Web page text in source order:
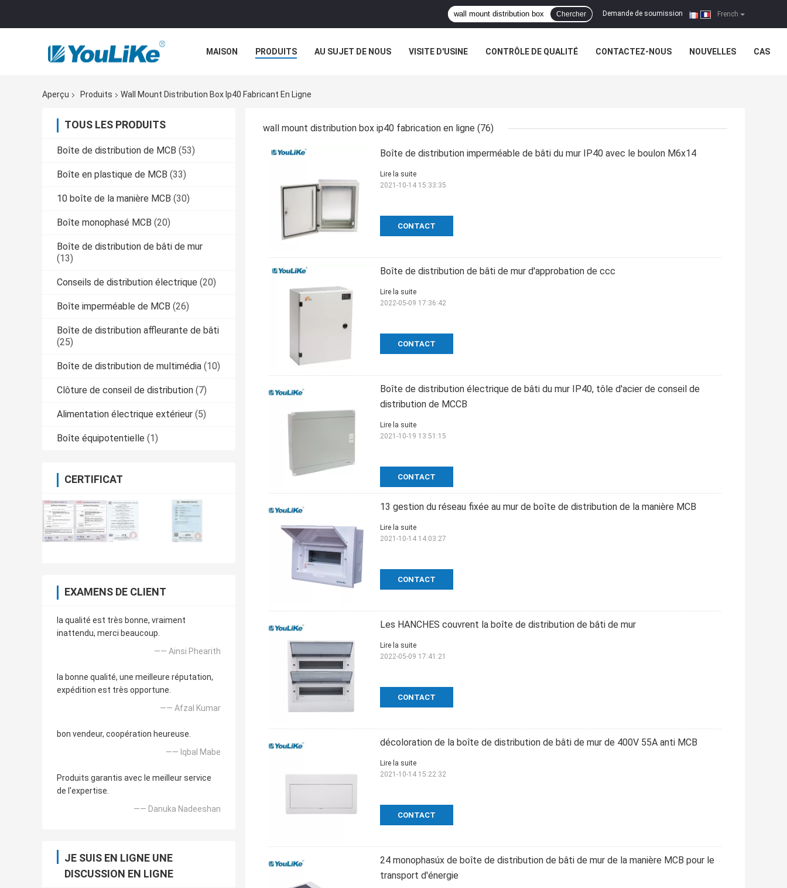
French
Demande de soumission |
Chercher
MAISON PRODUITS AU SUJET DE NOUS VISITE D'USINE CONTRÔLE DE QUALITÉ CONTACTEZ-NOUS NOUVELLES CAS
Aperçu Produits Wall Mount Distribution Box Ip40 Fabricant En Ligne
TOUS LES PRODUITS
Boîte de distribution de MCB (53)
Boîte en plastique de MCB (33)
10 boîte de la manière MCB (30)
Boîte monophasé MCB (20)
Boîte de distribution de bâti de mur
(13)
Conseils de distribution électrique (20)
Boîte imperméable de MCB (26)
Boîte de distribution affleurante de bâti
(25)
Boîte de distribution de multimédia (10)
Clôture de conseil de distribution (7)
Alimentation électrique extérieur (5)
Boîte équipotentielle (1)
CERTIFICAT
EXAMENS DE CLIENT
la qualité est très bonne, vraiment
inattendu, merci beaucoup.
—— Ainsi Phearith
la bonne qualité, une meilleure réputation,
expédition est très opportune.
—— Afzal Kumar
bon vendeur, coopération heureuse.
—— Iqbal Mabe
Produits garantis avec le meilleur service
de l'expertise.
—— Danuka Nadeeshan
JE SUIS EN LIGNE UNE
DISCUSSION EN LIGNE
wall mount distribution box ip40 fabrication en ligne (76)
Boîte de distribution imperméable de bâti du mur IP40 avec le boulon M6x14
CONTACT
Lire la suite
2021-10-14 15:33:35
Boîte de distribution de bâti de mur d'approbation de ccc
CONTACT
Lire la suite
2022-05-09 17:36:42
Boîte de distribution électrique de bâti du mur IP40, tôle d'acier de conseil de
distribution de MCCB
CONTACT
Lire la suite
2021-10-19 13:51:15
13 gestion du réseau fixée au mur de boîte de distribution de la manière MCB
CONTACT
Lire la suite
2021-10-14 14:03:27
Les HANCHES couvrent la boîte de distribution de bâti de mur
CONTACT
Lire la suite
2022-05-09 17:41:21
décoloration de la boîte de distribution de bâti de mur de 400V 55A anti MCB
CONTACT
Lire la suite
2021-10-14 15:22:32
24 monophasúx de boîte de distribution de bâti de mur de la manière MCB pour le
transport d'énergie